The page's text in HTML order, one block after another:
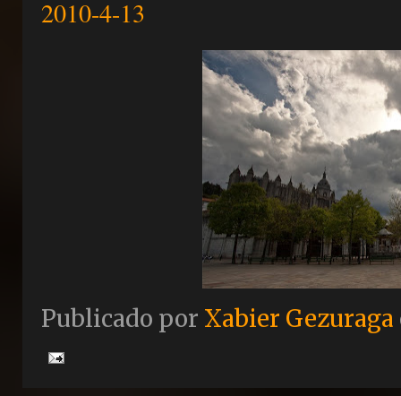
2010-4-13
Publicado por Xabier Gezuraga